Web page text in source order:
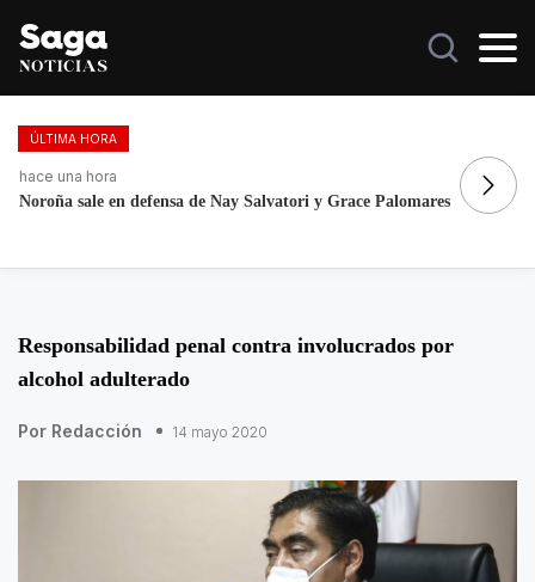
ÚLTIMA HORA
hace una hora
México rompe récord histórico en los JCC de Santo Domingo
Responsabilidad penal contra involucrados por
alcohol adulterado
Por Redacción 14 mayo 2020